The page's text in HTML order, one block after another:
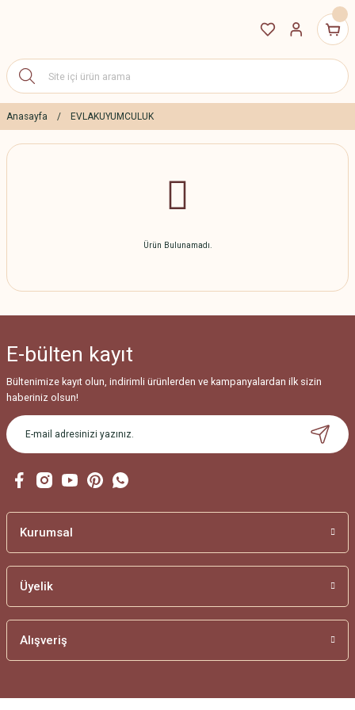
Anasayfa EVLAKUYUMCULUK
Ürün Bulunamadı.
E-bülten kayıt
Bültenimize kayıt olun, indirimli ürünlerden ve kampanyalardan ilk sizin
haberiniz olsun!
Kurumsal
Üyelik
Alışveriş